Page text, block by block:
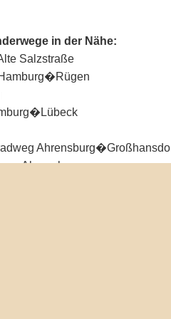
in der Nähe:
Salzstraße
Ahrensburg